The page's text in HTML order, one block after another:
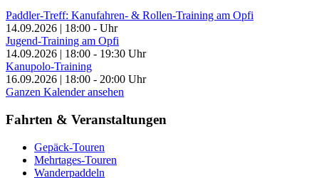
Paddler-Treff: Kanufahren- & Rollen-Training am Opfi
14.09.2026 | 18:00 - Uhr
Jugend-Training am Opfi
14.09.2026 | 18:00 - 19:30 Uhr
Kanupolo-Training
16.09.2026 | 18:00 - 20:00 Uhr
Ganzen Kalender ansehen
Fahrten & Veranstaltungen
Gepäck-Touren
Mehrtages-Touren
Wanderpaddeln